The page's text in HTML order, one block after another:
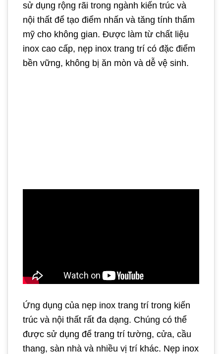
sử dụng rộng rãi trong ngành kiến trúc và
nội thất để tạo điểm nhấn và tăng tính thẩm
mỹ cho không gian. Được làm từ chất liệu
inox cao cấp, nẹp inox trang trí có đặc điểm
bền vững, không bị ăn mòn và dễ vệ sinh.
Ứng dụng của nẹp inox trang trí trong kiến
trúc và nội thất rất đa dạng. Chúng có thể
được sử dụng để trang trí tường, cửa, cầu
thang, sàn nhà và nhiều vị trí khác. Nẹp inox